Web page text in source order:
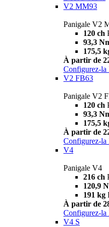
V2 MM93
Panigale V2
120 ch
93,3
175,5
À partir de
Configurez-la
V2 FB63
Panigale V2
120 ch
93,3
175,5
À partir de
Configurez-la
V4
Panigale V4
216 ch
120,9
191 kg
À partir de
Configurez-la
V4 S